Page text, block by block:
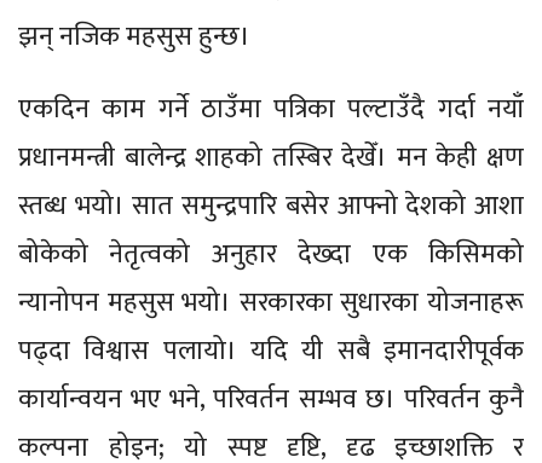
झन् नजिक महसुस हुन्छ।
एकदिन काम गर्ने ठाउँमा पत्रिका पल्टाउँदै गर्दा नयाँ
प्रधानमन्त्री बालेन्द्र शाहको तस्बिर देखेँ। मन केही क्षण
स्तब्ध भयो। सात समुन्द्रपारि बसेर आफ्नो देशको आशा
बोकेको नेतृत्वको अनुहार देख्दा एक किसिमको
न्यानोपन महसुस भयो। सरकारका सुधारका योजनाहरू
पढ्दा विश्वास पलायो। यदि यी सबै इमानदारीपूर्वक
कार्यान्वयन भए भने, परिवर्तन सम्भव छ। परिवर्तन कुनै
कल्पना होइन; यो स्पष्ट दृष्टि, दृढ इच्छाशक्ति र